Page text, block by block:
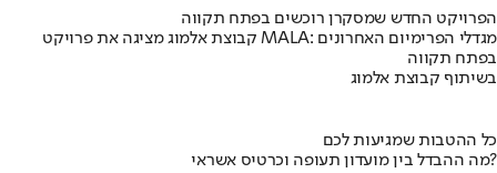
הפרויקט החדש שמסקרן רוכשים בפתח תקווה
קבוצת אלמוג מציגה את פרויקט MALA: מגדלי הפרימיום האחרונים
בפתח תקווה
בשיתוף קבוצת אלמוג
כל ההטבות שמגיעות לכם
מה ההבדל בין מועדון תעופה וכרטיס אשראי?